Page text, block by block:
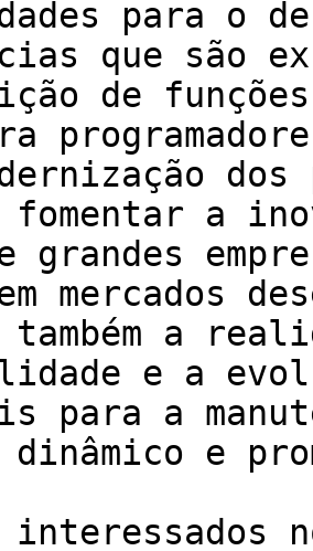
para o
que são
de
fomentar a
grandes
mercados
também a
e a
para a
dinâmico e